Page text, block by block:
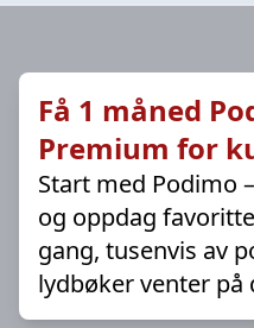
Få 1 måned
Premium for
Start med Podimo
og oppdag
gang, tusenvis av
lydbøker venter på